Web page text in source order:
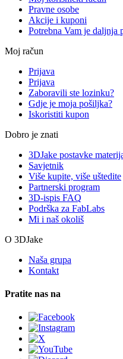
Pravne osobe
Akcije i kuponi
Potrebna Vam je daljnja
Moj račun
Prijava
Prijava
Zaboravili ste lozinku?
Gdje je moja pošiljka?
Iskoristiti kupon
Dobro je znati
3DJake postavke
Savjetnik
Više kupite, više uštedite
Partnerski program
3D-ispis FAQ
Podrška za FabLabs
Mi i naš okoliš
O 3DJake
Naša grupa
Kontakt
Pratite nas na